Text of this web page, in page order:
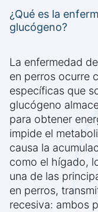
¿Qué es la
glucógeno?
La enfermedad
en perros ocurre
específicas que
glucógeno
para obtener
impide el
causa la
como el hígado,
una de las
en perros,
recesiva: ambos